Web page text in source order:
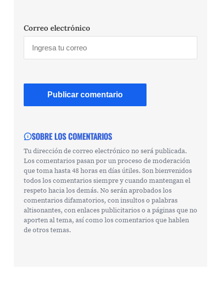
Correo electrónico
SOBRE LOS COMENTARIOS
Tu dirección de correo electrónico no será publicada.
Los comentarios pasan por un proceso de moderación
que toma hasta 48 horas en días útiles. Son bienvenidos
todos los comentarios siempre y cuando mantengan el
respeto hacia los demás. No serán aprobados los
comentarios difamatorios, con insultos o palabras
altisonantes, con enlaces publicitarios o a páginas que no
aporten al tema, así como los comentarios que hablen
de otros temas.